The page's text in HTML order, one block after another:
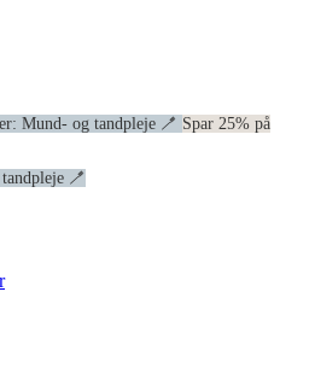
Mund- og tandpleje 🪥 Spar 25% på
🪥